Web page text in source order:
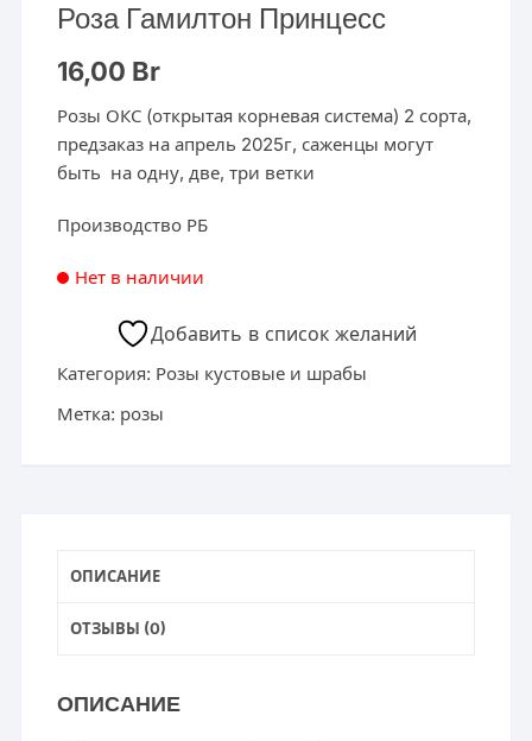
Роза Гамилтон Принцесс
16,00 Br
Розы ОКС (открытая корневая система) 2 сорта,
предзаказ на апрель 2025г, саженцы могут
быть на одну, две, три ветки
Производство РБ
Нет в наличии
Добавить в список желаний
Категория: Розы кустовые и шрабы
Метка: розы
ОПИСАНИЕ
ОТЗЫВЫ (0)
ОПИСАНИЕ